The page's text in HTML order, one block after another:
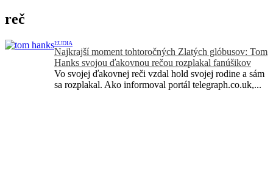
reč
ĽUDIA
Najkrajší moment tohtoročných Zlatých glóbusov: Tom
Hanks svojou ďakovnou rečou rozplakal fanúšikov
Vo svojej ďakovnej reči vzdal hold svojej rodine a sám
sa rozplakal. Ako informoval portál telegraph.co.uk,...